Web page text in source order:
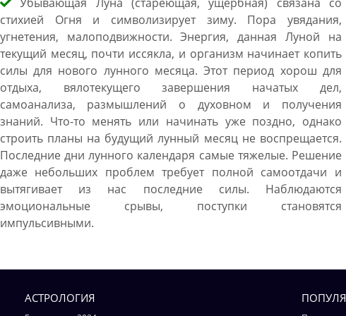
стихией Огня и символизирует зиму. Пора увядания,
угнетения, малоподвижности. Энергия, данная Луной на
текущий месяц, почти иссякла, и организм начинает копить
силы для нового лунного месяца. Этот период хорош для
отдыха, вялотекущего завершения начатых дел,
самоанализа, размышлений о духовном и получения
знаний. Что-то менять или начинать уже поздно, однако
строить планы на будущий лунный месяц не воспрещается.
Последние дни лунного календаря самые тяжелые. Решение
даже небольших проблем требует полной самоотдачи и
вытягивает из нас последние силы. Наблюдаются
эмоциональные срывы, поступки становятся
импульсивными.
АСТРОЛОГИЯ